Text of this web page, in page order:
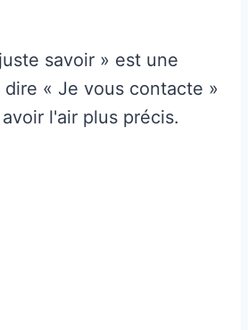
savoir » est une
« Je vous contacte »
l'air plus précis.